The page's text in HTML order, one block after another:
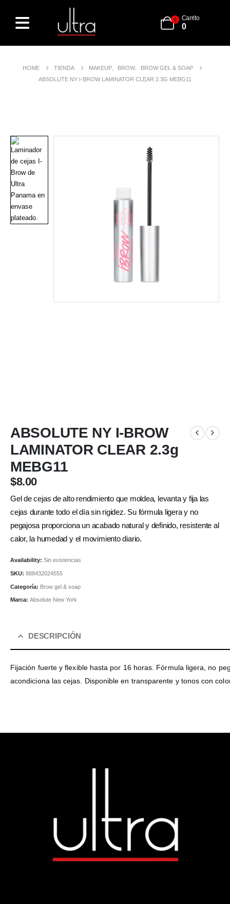
0 Carrito
0
HOME TIENDA MAKEUP BROW
BROW GEL & SOAP
ABSOLUTE NY I-BROW LAMINATOR CLEAR 2.3G MEBG11
ABSOLUTE NY I-BROW
LAMINATOR CLEAR 2.3g
MEBG11
$8.00
Gel de cejas de alto rendimiento que moldea, levanta y fija las
cejas durante todo el día sin rigidez. Su fórmula ligera y no
pegajosa proporciona un acabado natural y definido, resistente al
calor, la humedad y el movimiento diario.
Availability: Sin existencias
SKU: 888432024555
Categoría: Brow gel & soap
Marca: Absolute New York
DESCRIPCIÓN
Fijación fuerte y flexible hasta por 16 horas. Fórmula ligera, no
acondiciona las cejas. Disponible en transparente y tonos con